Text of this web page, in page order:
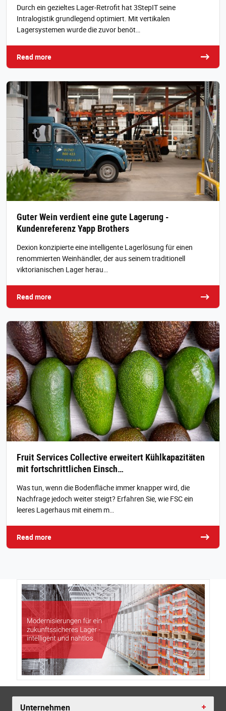
Durch ein gezieltes Lager‑Retrofit hat 3StepIT seine
Intralogistik grundlegend optimiert. Mit vertikalen
Lagersystemen wurde die zuvor benöt…
Read more
Guter Wein verdient eine gute Lagerung -
Kundenreferenz Yapp Brothers
Dexion konzipierte eine intelligente Lagerlösung für einen
renommierten Weinhändler, der aus seinem traditionell
viktorianischen Lager herau…
Read more
Fruit Services Collective erweitert Kühlkapazitäten
mit fortschrittlichen Einsch…
Was tun, wenn die Bodenfläche immer knapper wird, die
Nachfrage jedoch weiter steigt? Erfahren Sie, wie FSC ein
leeres Lagerhaus mit einem m…
Read more
Unternehmen